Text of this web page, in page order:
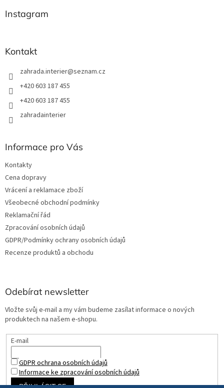
Instagram
Kontakt
zahrada.interier@seznam.cz
+420 603 187 455
+420 603 187 455
zahradainterier
Informace pro Vás
Kontakty
Cena dopravy
Vrácení a reklamace zboží
Všeobecné obchodní podmínky
Reklamační řád
Zpracování osobních údajů
GDPR/Podmínky ochrany osobních údajů
Recenze produktů a obchodu
Odebírat newsletter
Vložte svůj e-mail a my vám budeme zasílat informace o nových
produktech na našem e-shopu.
E-mail
GDPR ochrana osobních údajů
Informace ke zpracování osobních údajů